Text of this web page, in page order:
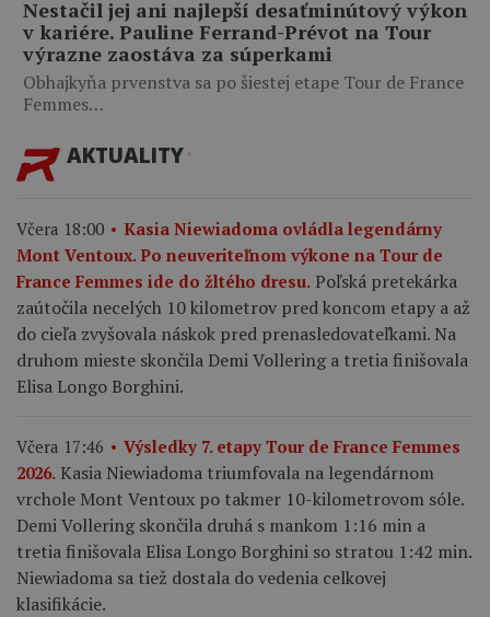
Nestačil jej ani najlepší desaťminútový výkon
v kariére. Pauline Ferrand-Prévot na Tour
výrazne zaostáva za súperkami
Obhajkyňa prvenstva sa po šiestej etape Tour de France
Femmes…
AKTUALITY
Včera 18:00
Kasia Niewiadoma ovládla legendárny
Mont Ventoux. Po neuveriteľnom výkone na Tour de
France Femmes ide do žltého dresu. Poľská pretekárka
zaútočila necelých 10 kilometrov pred koncom etapy a až
do cieľa zvyšovala náskok pred prenasledovateľkami. Na
druhom mieste skončila Demi Vollering a tretia finišovala
Elisa Longo Borghini.
Včera 17:46
Výsledky 7. etapy Tour de France Femmes
2026. Kasia Niewiadoma triumfovala na legendárnom
vrchole Mont Ventoux po takmer 10-kilometrovom sóle.
Demi Vollering skončila druhá s mankom 1:16 min a
tretia finišovala Elisa Longo Borghini so stratou 1:42 min.
Niewiadoma sa tiež dostala do vedenia celkovej
klasifikácie.